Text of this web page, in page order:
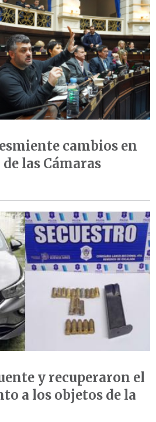
cambios en
las Cámaras
y recuperaron el
a los objetos de la